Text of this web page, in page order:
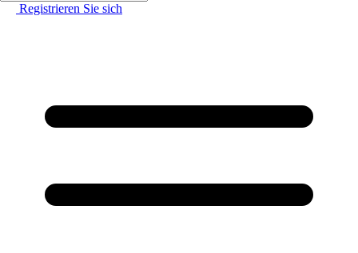
Registrieren Sie sich